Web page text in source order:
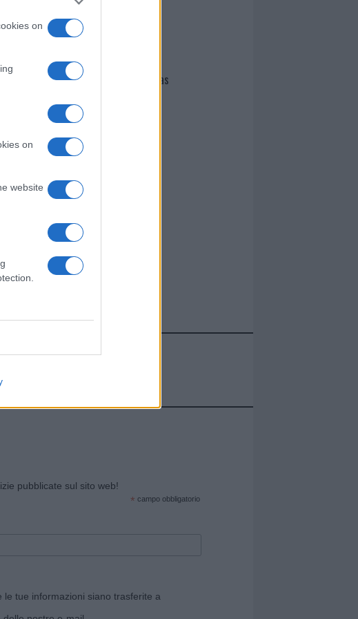
on
on
website
I nostri cari
Giovannimaria Cabras
pubblicate sul sito web!
* campo obbligatorio
tue informazioni siano trasferite a